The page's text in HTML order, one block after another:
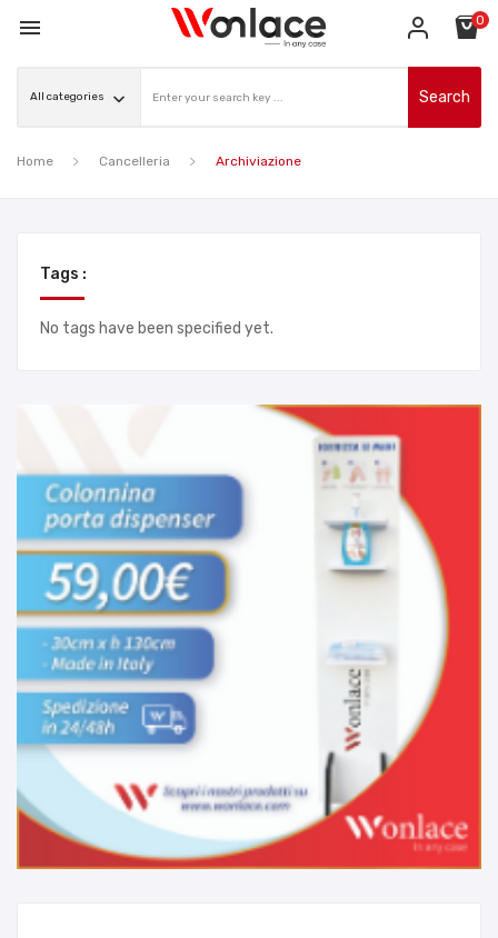
 0
Search
Home Cancelleria Archiviazione
Tags :
No tags have been specified yet.